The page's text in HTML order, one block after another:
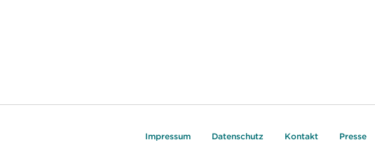
Impressum Datenschutz Kontakt Presse